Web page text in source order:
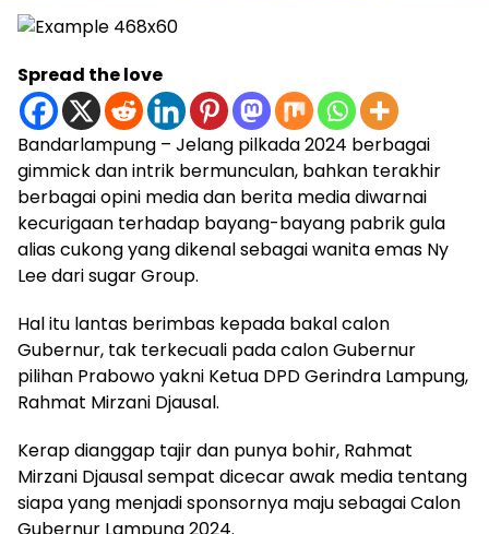
Spread the love
Bandarlampung – Jelang pilkada 2024 berbagai
gimmick dan intrik bermunculan, bahkan terakhir
berbagai opini media dan berita media diwarnai
kecurigaan terhadap bayang-bayang pabrik gula
alias cukong yang dikenal sebagai wanita emas Ny
Lee dari sugar Group.
Hal itu lantas berimbas kepada bakal calon
Gubernur, tak terkecuali pada calon Gubernur
pilihan Prabowo yakni Ketua DPD Gerindra Lampung,
Rahmat Mirzani Djausal.
Kerap dianggap tajir dan punya bohir, Rahmat
Mirzani Djausal sempat dicecar awak media tentang
siapa yang menjadi sponsornya maju sebagai Calon
Gubernur Lampung 2024.